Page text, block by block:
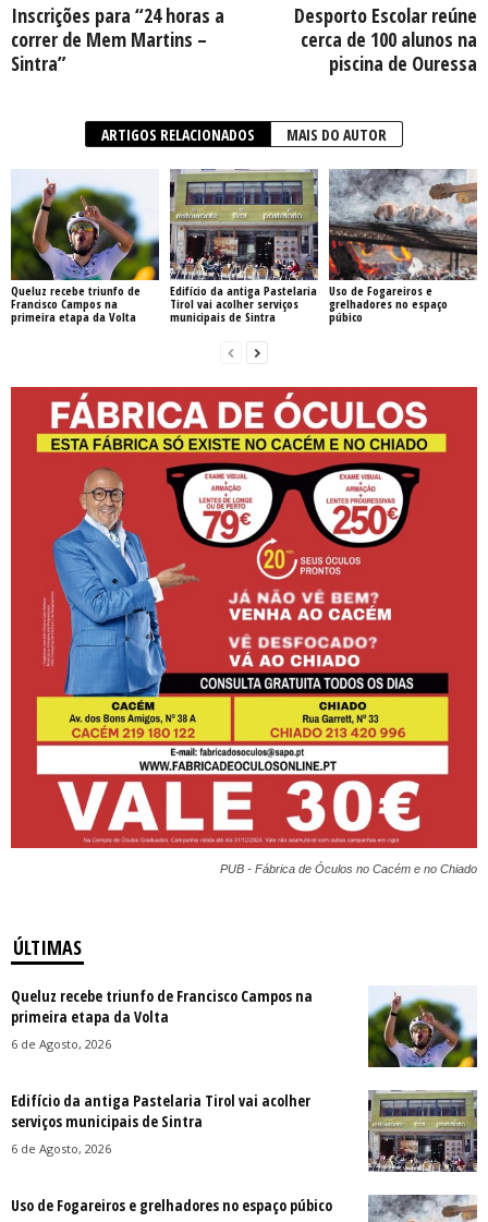
Inscrições para “24 horas a
correr de Mem Martins –
Sintra”
Desporto Escolar reúne
cerca de 100 alunos na
piscina de Ouressa
ARTIGOS RELACIONADOS MAIS DO AUTOR
Queluz recebe triunfo de
Francisco Campos na
primeira etapa da Volta
Edifício da antiga Pastelaria
Tirol vai acolher serviços
municipais de Sintra
Uso de Fogareiros e
grelhadores no espaço
púbico
PUB - Fábrica de Óculos no Cacém e no Chiado
ÚLTIMAS
Queluz recebe triunfo de Francisco Campos na
primeira etapa da Volta
6 de Agosto, 2026
Edifício da antiga Pastelaria Tirol vai acolher
serviços municipais de Sintra
6 de Agosto, 2026
Uso de Fogareiros e grelhadores no espaço púbico